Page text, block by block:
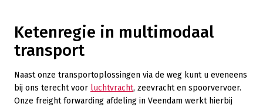
Ketenregie in multimodaal
transport
Naast onze transportoplossingen via de weg kunt u eveneens
bij ons terecht voor luchtvracht, zeevracht en spoorvervoer.
Onze freight forwarding afdeling in Veendam werkt hierbij